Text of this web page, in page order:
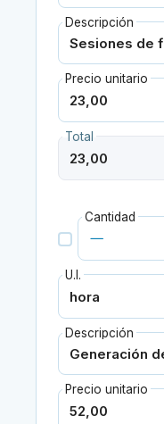
Descripción
Precio unitario
Total
Cantidad
U.I.
Descripción
Precio unitario